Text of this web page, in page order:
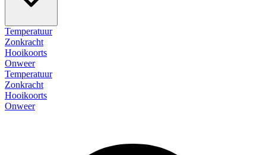
Temperatuur
Zonkracht
Hooikoorts
Onweer
Temperatuur
Zonkracht
Hooikoorts
Onweer